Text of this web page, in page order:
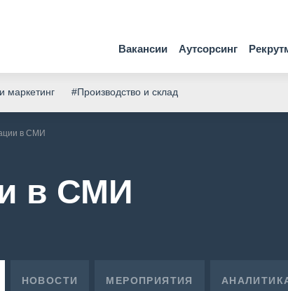
Вакансии Аутсорсинг
маркетинг #Производство и склад
в СМИ
в СМИ
НОВОСТИ МЕРОПРИЯТИЯ